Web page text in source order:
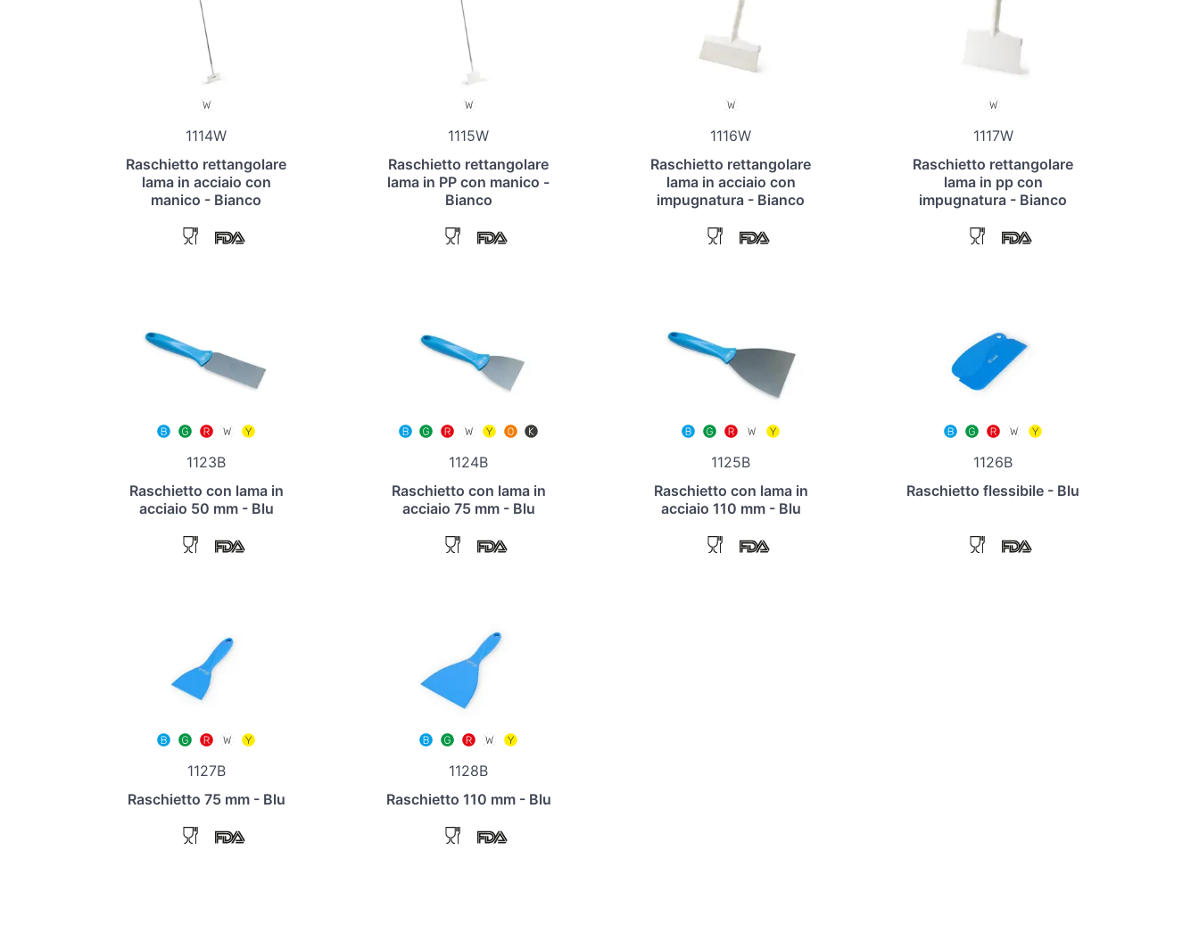
1114W
Raschietto rettangolare
lama in acciaio con
manico - Bianco
1115W
Raschietto rettangolare
lama in PP con manico -
Bianco
1116W
Raschietto rettangolare
lama in acciaio con
impugnatura - Bianco
1117W
Raschietto rettangolare
lama in pp con
impugnatura - Bianco
1123B
Raschietto con lama in
acciaio 50 mm - Blu
1124B
Raschietto con lama in
acciaio 75 mm - Blu
1125B
Raschietto con lama in
acciaio 110 mm - Blu
1126B
Raschietto flessibile - Blu
1127B
Raschietto 75 mm - Blu
1128B
Raschietto 110 mm - Blu